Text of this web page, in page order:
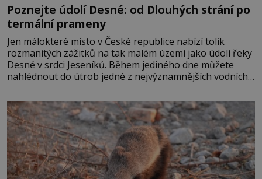
Poznejte údolí Desné: od Dlouhých strání po
termální prameny
Jen málokteré místo v České republice nabízí tolik
rozmanitých zážitků na tak malém území jako údolí řeky
Desné v srdci Jeseníků. Během jediného dne můžete
nahlédnout do útrob jedné z nejvýznamnějších vodních
se na koloběžce a den zakončit poznáváním památek ve
Velkých Losinách nebo v termálním